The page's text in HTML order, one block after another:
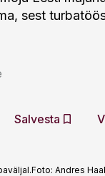
sest
Salvesta
Foto: Andres